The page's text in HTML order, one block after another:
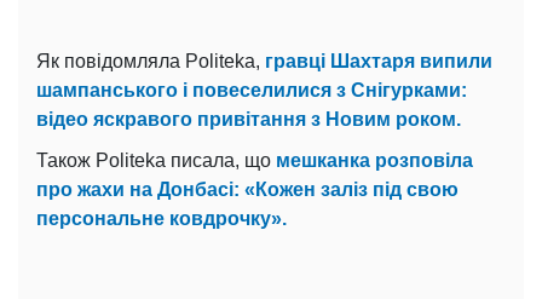
Як повідомляла Politeka, гравці Шахтаря випили
шампанського і повеселилися з Снігурками:
відео яскравого привітання з Новим роком.
Також Politeka писала, що мешканка розповіла
про жахи на Донбасі: «Кожен заліз під свою
персональне ковдрочку».